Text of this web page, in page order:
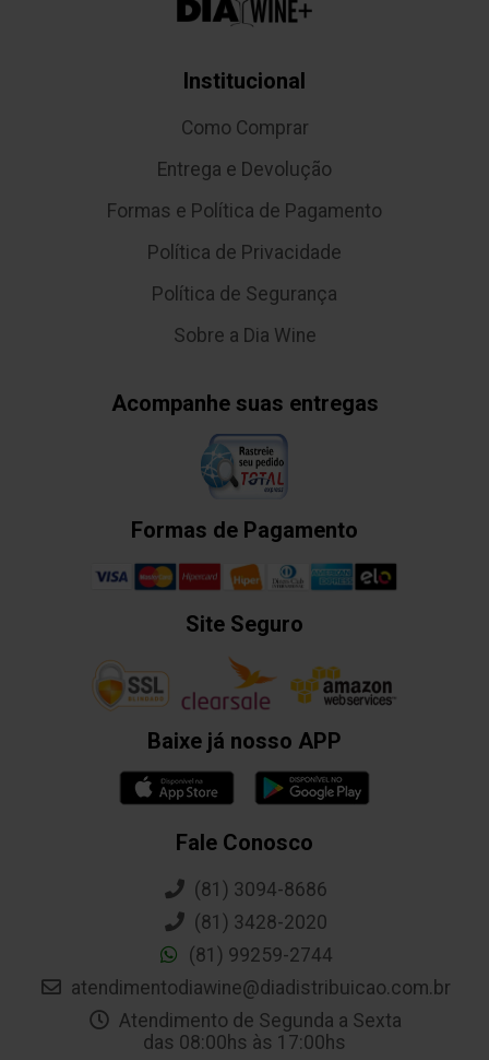
Institucional
Como Comprar
Entrega e Devolução
Formas e Política de Pagamento
Política de Privacidade
Política de Segurança
Sobre a Dia Wine
Acompanhe suas entregas
Formas de Pagamento
Site Seguro
Baixe já nosso APP
Fale Conosco
(81) 3094-8686
(81) 3428-2020
(81) 99259-2744
atendimentodiawine@diadistribuicao.com.br
Atendimento de Segunda a Sexta
das 08:00hs às 17:00hs